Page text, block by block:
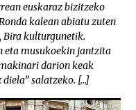
euskaraz bizitzeko
kalean abiatu zuten
Bira kulturgunetik.
eta musukoekin jantzita
darion keak
salatzeko. […]